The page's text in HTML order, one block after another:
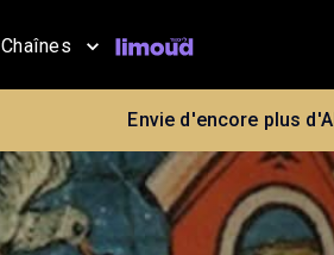
Chaînes
Envie d'encore plus